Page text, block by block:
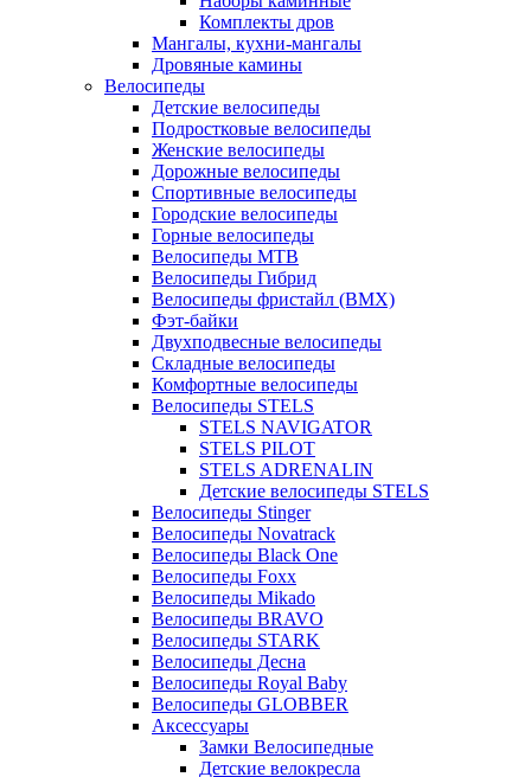
Комплекты дров
Мангалы, кухни-мангалы
Дровяные камины
Велосипеды
Детские велосипеды
Подростковые велосипеды
Женские велосипеды
Дорожные велосипеды
Спортивные велосипеды
Городские велосипеды
Горные велосипеды
Велосипеды MTB
Велосипеды Гибрид
Велосипеды фристайл (BMX)
Фэт-байки
Двухподвесные велосипеды
Складные велосипеды
Комфортные велосипеды
Велосипеды STELS
STELS NAVIGATOR
STELS PILOT
STELS ADRENALIN
Детские велосипеды STELS
Велосипеды Stinger
Велосипеды Novatrack
Велосипеды Black One
Велосипеды Foxx
Велосипеды Mikado
Велосипеды BRAVO
Велосипеды STARK
Велосипеды Десна
Велосипеды Royal Baby
Велосипеды GLOBBER
Аксессуары
Замки Велосипедные
Детские велокресла